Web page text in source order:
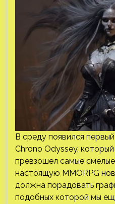
В среду появился
Chrono Odyssey,
превзошел самые
настоящую MMORPG
должна порадовать
подобных которой мы